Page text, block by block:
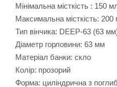
Мінімальна місткість : 150
Максимальна місткість: 200
Тип вінчика: DEEP-63 (63
Діаметр горловини: 63 мм
Матеріал банки: скло
Колір: прозорий
Форма: циліндрична з